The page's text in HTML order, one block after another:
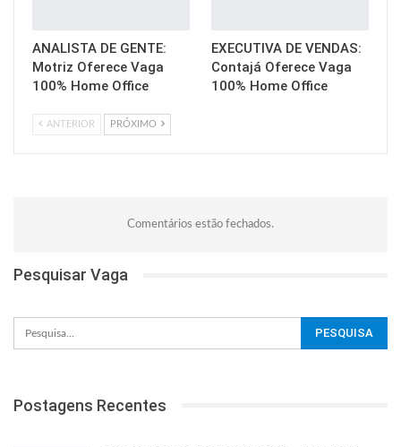
ANALISTA DE GENTE:
Motriz Oferece Vaga
100% Home Office
EXECUTIVA DE VENDAS:
Contajá Oferece Vaga
100% Home Office
ANTERIOR PRÓXIMO
Comentários estão fechados.
Pesquisar Vaga
Postagens Recentes